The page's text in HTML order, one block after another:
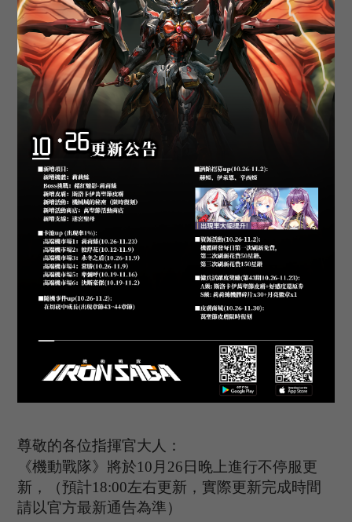
尊敬的各位指揮官大人：
《機動戰隊》將於10 月 26 日晚上進行不停服更
新，（預計1 8:00左右更新，實際更新完成時間
請以官方最新通告為準）